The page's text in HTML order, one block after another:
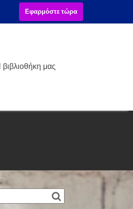
Εφαρμόστε τώρα
Η βιβλιοθήκη μας